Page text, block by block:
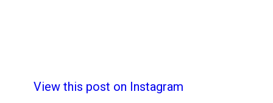
View this post on Instagram